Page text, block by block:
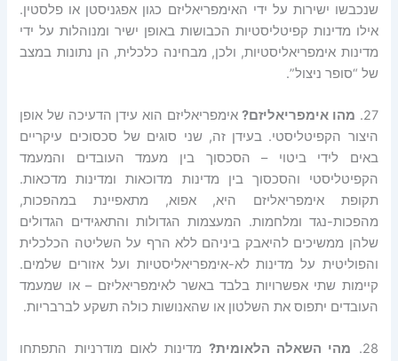
שנכבשו ישירות על ידי האימפריאליזם כגון אפגניסטן או פלסטין.
אילו מדינות קפיטליסטיות הכבושות באופן ישיר ומנוהלות על ידי
מדינות אימפריאליסטיות, ולכן, מבחינה כלכלית, הן נתונות במצב
של “סופר ניצול”.
27. מהו אימפריאליזם?אימפריאליזם הוא עידן הדעיכה של אופן
היצור הקפיטליסטי. בעידן זה, שני סוגים של סכסוכים עיקריים
באים לידי ביטוי – הסכסוך בין מעמד העובדים והמעמד
הקפיטליסטי והסכסוך בין מדינות מדוכאות ומדינות מדכאות.
תקופת אימפריאליזם היא, אפוא, מתאפיינת במהפכות,
מהפכות-נגד ומלחמות. המעצמות הגדולות והתאגידים הגדולים
שלהן ממשיכים להיאבק ביניהם ללא הרף על השליטה הכלכלית
והפוליטית על מדינות לא-אימפריאליסטיות ועל אזורים שלמים.
קיימות שתי אפשרויות בלבד באשר לאימפריאליזם – או שמעמד
העובדים יתפוס את השלטון או שהאנושות כולה תשקע לברבריות.
28. מהי השאלה הלאומית?מדינות לאום מודרניות התפתחו